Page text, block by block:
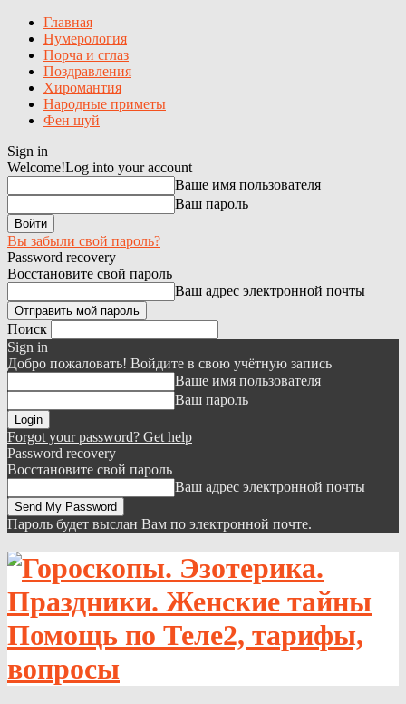
Главная
Нумерология
Порча и сглаз
Поздравления
Хиромантия
Народные приметы
Фен шуй
Sign in
Welcome!Log into your account
Ваше имя пользователя
Ваш пароль
Вы забыли свой пароль?
Password recovery
Восстановите свой пароль
Ваш адрес электронной почты
Поиск
Sign in
Добро пожаловать! Войдите в свою учётную запись
Ваше имя пользователя
Ваш пароль
Forgot your password? Get help
Password recovery
Восстановите свой пароль
Ваш адрес электронной почты
Пароль будет выслан Вам по электронной почте.
Помощь по Теле2, тарифы,
вопросы